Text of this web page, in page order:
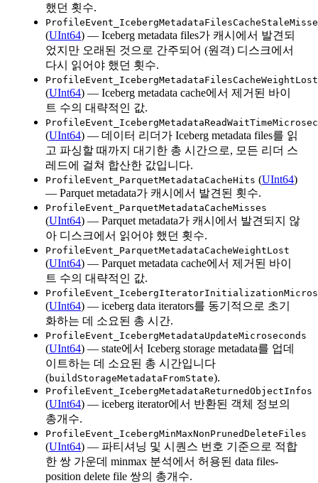
했던 횟수.
(UInt64) — Iceberg metadata files가 캐시에서 발견되
었지만 오래된 것으로 간주되어 (원격) 디스크에서
다시 읽어야 했던 횟수.
ProfileEvent_IcebergMetadataFilesCacheWeightLost
(UInt64) — Iceberg metadata cache에서 제거된 바이
트 수의 대략적인 값.
(UInt64) — 데이터 리더가 Iceberg metadata files를 읽
고 파싱할 때까지 대기한 총 시간으로, 모든 리더 스
레드에 걸쳐 합산한 값입니다.
ProfileEvent_ParquetMetadataCacheHits (UInt64)
— Parquet metadata가 캐시에서 발견된 횟수.
ProfileEvent_ParquetMetadataCacheMisses
(UInt64) — Parquet metadata가 캐시에서 발견되지 않
아 디스크에서 읽어야 했던 횟수.
ProfileEvent_ParquetMetadataCacheWeightLost
(UInt64) — Parquet metadata cache에서 제거된 바이
트 수의 대략적인 값.
(UInt64) — iceberg data iterators를 동기적으로 초기
화하는 데 소요된 총 시간.
ProfileEvent_IcebergMetadataUpdateMicroseconds
(UInt64) — state에서 Iceberg storage metadata를 업데
이트하는 데 소요된 총 시간입니다
(buildStorageMetadataFromState).
ProfileEvent_IcebergMetadataReturnedObjectInfos
(UInt64) — iceberg iterator에서 반환된 객체 정보의
총개수.
ProfileEvent_IcebergMinMaxNonPrunedDeleteFiles
(UInt64) — 파티셔닝 및 시퀀스 번호 기준으로 적합
한 쌍 가운데 minmax 분석에서 허용된 data files-
position delete file 쌍의 총개수.